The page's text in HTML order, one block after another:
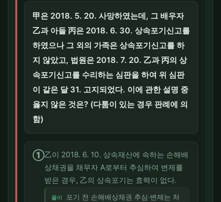
甲은 2018. 5. 20. 사망하였는데, 그 배우자
乙과 아들 丙은 2018. 6. 30. 상속포기신고를
하였으나 그 외의 가족은 상속포기신고를 하
지 않았고, 법원은 2018. 7. 20. 乙과 丙의 상
속포기신고를 수리하는 심판을 하여 위 심판
이 같은 달 31. 고지되었다. 이에 관한 설명 중
옳지 않은 것은? (다툼이 있는 경우 판례에 의
함)
①乙이 2018. 6. 10. 상속재산에 속하는 손해배
상채권을 채무자 A로부터 추심하여 변제를
받은 경우, 乙의 상속포기는 효력이 없다.
풀이
포기 전 손해배상채권 추심·변제는 처